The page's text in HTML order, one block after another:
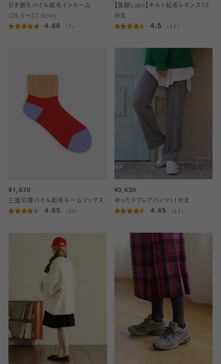
引き揃えパイル起毛インルーム
(25.0～27.0cm)
4.86 （7）
【温脚Labo】キルト起毛レギンス10
分丈
4.5 （22）
¥1,870
三面切替パイル起毛ルームソックス
4.65 （23）
¥3,630
ゆったりフレアパンツ11分丈
4.45 （11）